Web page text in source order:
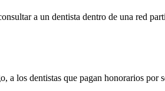
a un dentista dentro de una red
a los dentistas que pagan honorarios por